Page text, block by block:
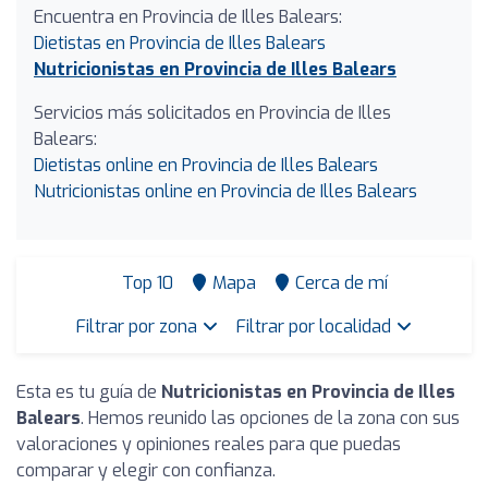
Encuentra en Provincia de Illes Balears:
Dietistas en Provincia de Illes Balears
Nutricionistas en Provincia de Illes Balears
Servicios más solicitados en Provincia de Illes
Balears:
Dietistas online en Provincia de Illes Balears
Nutricionistas online en Provincia de Illes Balears
Top 10 Mapa
Cerca de mí
Filtrar por zona
Filtrar por localidad
Esta es tu guía de Nutricionistas en Provincia de Illes
Balears. Hemos reunido las opciones de la zona con sus
valoraciones y opiniones reales para que puedas
comparar y elegir con confianza.